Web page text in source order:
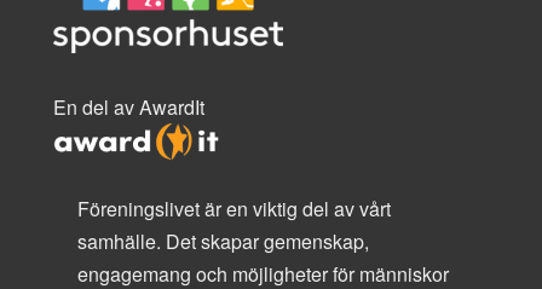
En del av AwardIt
Föreningslivet är en viktig del av vårt
samhälle. Det skapar gemenskap,
engagemang och möjligheter för människor